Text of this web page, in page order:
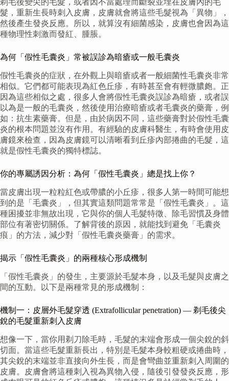
剃毛後變尖的毛髮，或者因不當處理而斷裂並埋在皮膚內的毛
髮，重新生長時刺入皮膚，皮膚就會將這些毛髮視為「異物」，
然後產生發炎反應。所以，就算沒有細菌感染，皮膚也會因為這
種物理性刺激而發紅、腫脹。
為何「假性毛囊炎」常被誤診為暗瘡或一般毛囊炎
假性毛囊炎的症狀，在外觀上與暗瘡或者一般細菌性毛囊炎非常
相似。它們都可能表現為紅色丘疹，有時甚至會有輕微膿皰。正
因為這些相似之處，很多人會將假性毛囊炎誤診為暗瘡，或者誤
以為是一般的毛囊炎，然後使用治療暗瘡或者毛囊炎的藥膏，例
如：抗生素藥膏。但是，由於病因不同，這些藥膏對於假性毛囊
炎的根本問題並沒有作用。有經驗的皮膚科醫生，有時會使用皮
膚鏡來檢查，因為皮膚鏡可以清晰看到丘疹內部捲曲的毛髮，這
就是假性毛囊炎的獨特標誌。
你的專屬誘因分析：為何「假性毛囊炎」總是找上你？
當皮膚出現一粒粒紅色或帶膿的小丘疹，很多人第一時間可能想
到的是「毛囊炎」，但其實這類問題常常是「假性毛囊炎」。這
種困擾並非無故出現，它與你的個人毛髮特徵、除毛習慣及身體
部位有著密切關係。了解背後的原因，就能找到避免「毛囊炎
痕」的方法，減少對「假性毛囊炎藥膏」的需求。
揭示「假性毛囊炎」的兩種核心形成機制
「假性毛囊炎」的發生，主要源於毛髮本身，以及毛髮與皮膚之
間的互動。以下是兩種常見的形成機制：
機制一：皮層外毛髮穿透 (Extrafollicular penetration) — 剃毛後尖
銳的毛髮重新刺入皮膚
想像一下，當你用剃刀除毛時，毛髮的末端會形成一個尖銳的斜
切面。當這些毛髮重新長出，特別是毛髮本身較粗硬或捲曲時，
其尖銳的末端並非直接向外生長，而是會彎曲並重新刺入周圍的
皮膚。皮膚會將這種刺入視為異物入侵，隨後引發發炎反應，形